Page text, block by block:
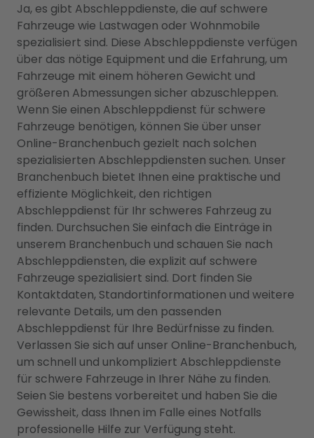
Ja, es gibt Abschleppdienste, die auf schwere
Fahrzeuge wie Lastwagen oder Wohnmobile
spezialisiert sind. Diese Abschleppdienste verfügen
über das nötige Equipment und die Erfahrung, um
Fahrzeuge mit einem höheren Gewicht und
größeren Abmessungen sicher abzuschleppen.
Wenn Sie einen Abschleppdienst für schwere
Fahrzeuge benötigen, können Sie über unser
Online-Branchenbuch gezielt nach solchen
spezialisierten Abschleppdiensten suchen. Unser
Branchenbuch bietet Ihnen eine praktische und
effiziente Möglichkeit, den richtigen
Abschleppdienst für Ihr schweres Fahrzeug zu
finden. Durchsuchen Sie einfach die Einträge in
unserem Branchenbuch und schauen Sie nach
Abschleppdiensten, die explizit auf schwere
Fahrzeuge spezialisiert sind. Dort finden Sie
Kontaktdaten, Standortinformationen und weitere
relevante Details, um den passenden
Abschleppdienst für Ihre Bedürfnisse zu finden.
Verlassen Sie sich auf unser Online-Branchenbuch,
um schnell und unkompliziert Abschleppdienste
für schwere Fahrzeuge in Ihrer Nähe zu finden.
Seien Sie bestens vorbereitet und haben Sie die
Gewissheit, dass Ihnen im Falle eines Notfalls
professionelle Hilfe zur Verfügung steht.